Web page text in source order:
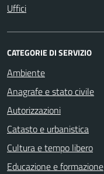
Uffici
CATEGORIE DI SERVIZIO
Ambiente
Anagrafe e stato civile
Autorizzazioni
Catasto e urbanistica
Cultura e tempo libero
Educazione e formazione